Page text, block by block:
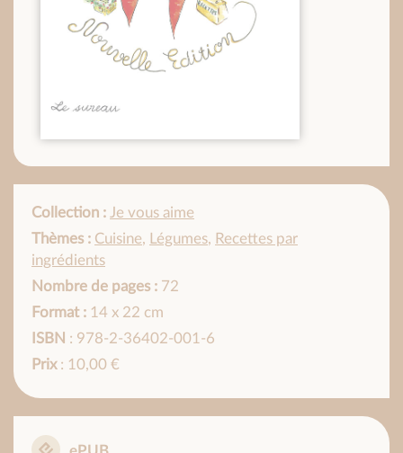
Collection : Je vous aime
Thèmes : Cuisine, Légumes, Recettes par
ingrédients
Nombre de pages : 72
Format : 14 x 22 cm
ISBN : 978-2-36402-001-6
Prix: 10,00 €